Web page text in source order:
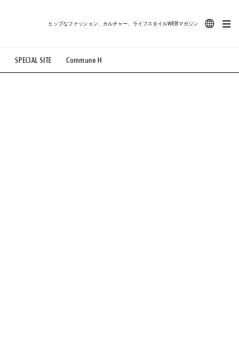
SPECIAL SITE Commune H
ヒップなファッション、カルチャー、ライフスタイルWEBマガジン
#路地裏てぃーん。 #MONTHLY JOURNAL
#MOVIE #LIFESTYLE #SNEAKER #OUTDOOR